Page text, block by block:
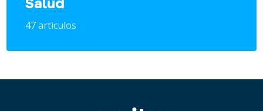
Salud
47 artículos